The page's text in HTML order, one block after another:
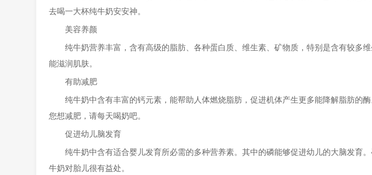
去喝一大杯纯牛奶安安神。
美容养颜
纯牛奶营养丰富，含有高级的脂肪、各种蛋白质、维生素、矿物质，特别是含有较多
能滋润肌肤。
有助减肥
纯牛奶中含有丰富的钙元素，能帮助人体燃烧脂肪，促进机体产生更多能降解脂肪的
您想减肥，请每天喝奶吧。
促进幼儿脑发育
纯牛奶中含有适合婴儿发育所必需的多种营养素。其中的磷能够促进幼儿的大脑发育
牛奶对胎儿很有益处。